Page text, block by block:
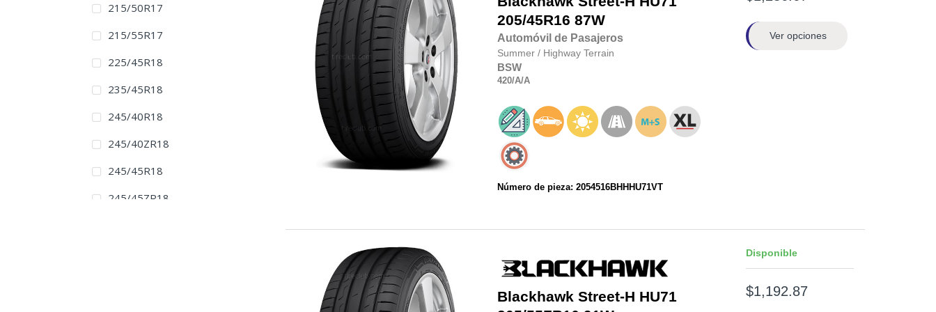
205/45R16 87W
Automóvil de Pasajeros
Summer / Highway Terrain
BSW
420/A/A
Número de pieza: 2054516BHHHU71VT
Ver opciones
Blackhawk Street-H HU71
Disponible
$1,192.87
215/50R17
215/55R17
225/45R18
235/45R18
245/40R18
245/40ZR18
245/45R18
245/45ZR18